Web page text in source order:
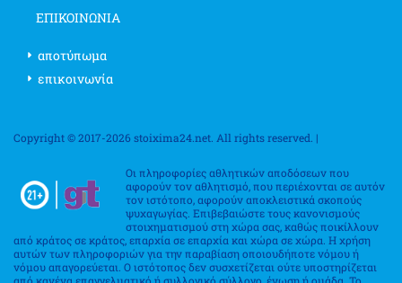
ΕΠΙΚΟΙΝΩΝΊΑ
αποτύπωμα
επικοινωνία
Copyright © 2017-2026 stoixima24.net. All rights reserved. |
Οι πληροφορίες αθλητικών αποδόσεων που
αφορούν τον αθλητισμό, που περιέχονται σε αυτόν
τον ιστότοπο, αφορούν αποκλειστικά σκοπούς
ψυχαγωγίας. Επιβεβαιώστε τους κανονισμούς
στοιχηματισμού στη χώρα σας, καθώς ποικίλλουν
από κράτος σε κράτος, επαρχία σε επαρχία και χώρα σε χώρα. Η χρήση
αυτών των πληροφοριών για την παραβίαση οποιουδήποτε νόμου ή
νόμου απαγορεύεται. Ο ιστότοπος δεν συσχετίζεται ούτε υποστηρίζεται
από κανένα επαγγελματικό ή συλλογικό σύλλογο, ένωση ή ομάδα. Το